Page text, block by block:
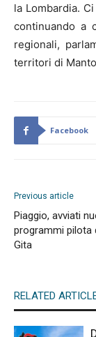
la Lombardia.
continuando a
regionali,
territori di
Facebook
Previous article
Piaggio, avviati
programmi pilota
Gita
RELATED